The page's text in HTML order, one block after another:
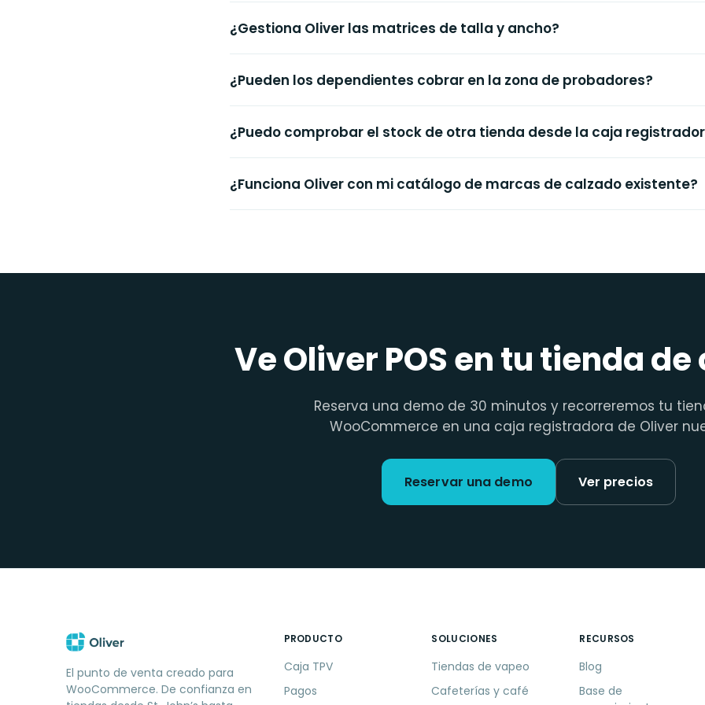
¿Gestiona Oliver las matrices de talla y ancho?
¿Pueden los dependientes cobrar en la zona de probadores?
¿Puedo comprobar el stock de otra tienda desde la caja
¿Funciona Oliver con mi catálogo de marcas de calzado existente?
Ve Oliver POS en tu tienda
Reserva una demo de 30 minutos y recorreremos tu
WooCommerce en una caja registradora de Oliver
Reservar una demo Ver precios
El punto de venta creado para
WooCommerce. De confianza en
PRODUCTO
Caja TPV
Pagos
SOLUCIONES
Tiendas de vapeo
Cafeterías y café
RECURSOS
Blog
Base de